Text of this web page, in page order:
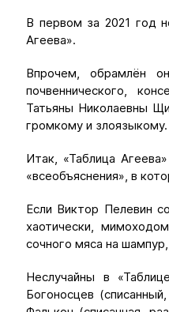
В первом за 2021 год
Агеева».
Впрочем, обрамлён
почвеннического,
Татьяны Николаевны
громкому и злоязыкому.
Итак, «Таблица
«всеобъяснения», в
Если Виктор Пелевин
хаотически,
сочного мяса на
Неслучайны в
Богоносцев